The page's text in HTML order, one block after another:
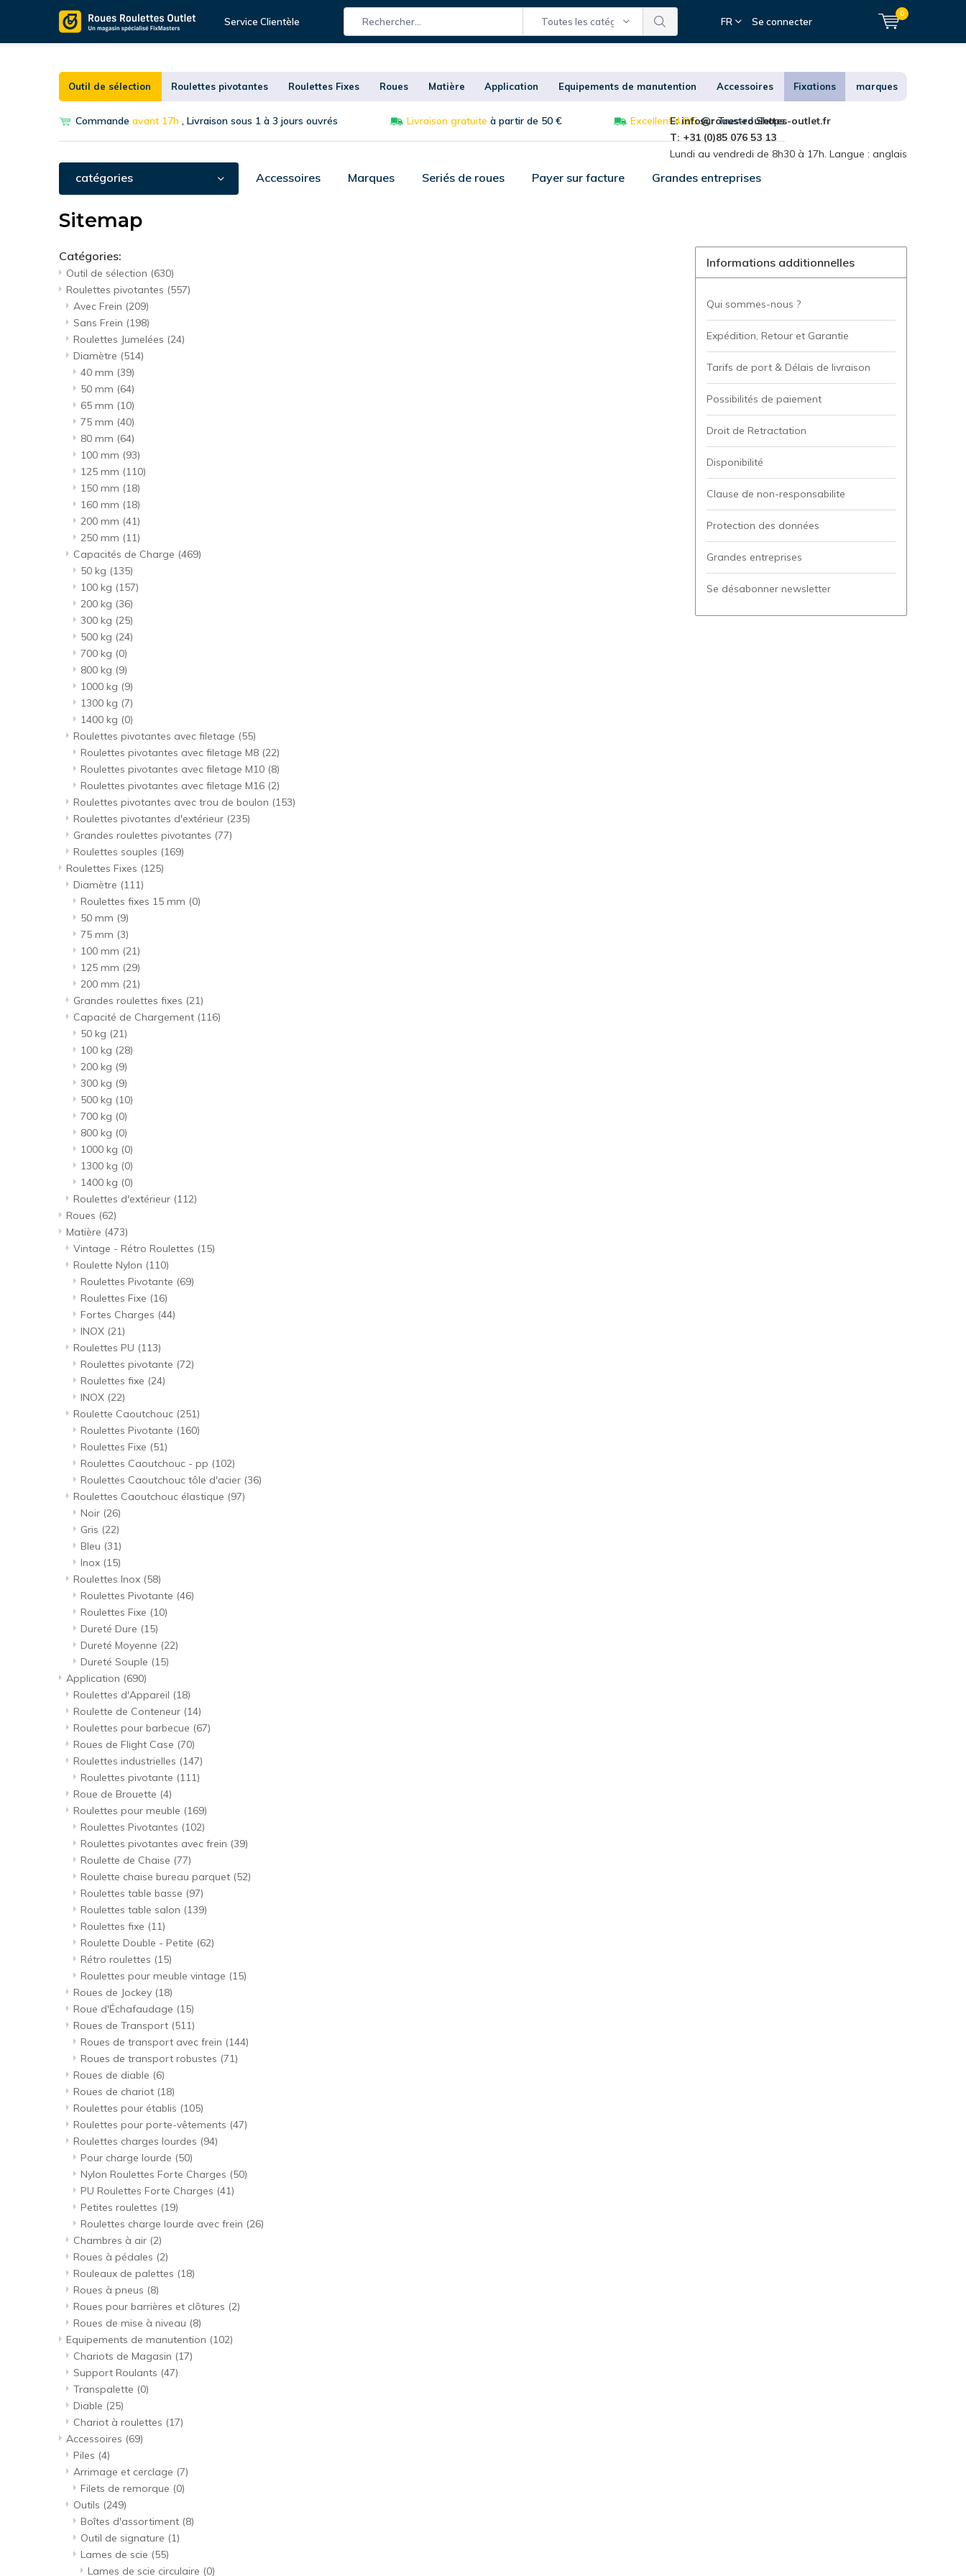
Service Clientèle Toutes les catégories FR Se connecter
0
Outil de sélection Roulettes pivotantes Roulettes Fixes Roues Matière Application Equipements de manutention Accessoires Fixations marques
Commande avant 17h , Livraison sous 1 à 3 jours ouvrés Livraison gratuite à partir de 50 € Excellent 4,8/5sur Trusted Shops
E:info@roues-roulettes-outlet.fr
T: +31 (0)85 076 53 13
Lundi au vendredi de 8h30 à 17h. Langue : anglais
catégories Accessoires Marques Seriés de roues Payer sur facture Grandes entreprises
Sitemap
Catégories:
Outil de sélection (630)
Roulettes pivotantes (557)
Avec Frein (209)
Sans Frein (198)
Roulettes Jumelées (24)
Diamètre (514)
40 mm (39)
50 mm (64)
65 mm (10)
75 mm (40)
80 mm (64)
100 mm (93)
125 mm (110)
150 mm (18)
160 mm (18)
200 mm (41)
250 mm (11)
Capacités de Charge (469)
50 kg (135)
100 kg (157)
200 kg (36)
300 kg (25)
500 kg (24)
700 kg (0)
800 kg (9)
1000 kg (9)
1300 kg (7)
1400 kg (0)
Roulettes pivotantes avec filetage (55)
Roulettes pivotantes avec filetage M8 (22)
Roulettes pivotantes avec filetage M10 (8)
Roulettes pivotantes avec filetage M16 (2)
Roulettes pivotantes avec trou de boulon (153)
Roulettes pivotantes d'extérieur (235)
Grandes roulettes pivotantes (77)
Roulettes souples (169)
Roulettes Fixes (125)
Diamètre (111)
Roulettes fixes 15 mm (0)
50 mm (9)
75 mm (3)
100 mm (21)
125 mm (29)
200 mm (21)
Grandes roulettes fixes (21)
Capacité de Chargement (116)
50 kg (21)
100 kg (28)
200 kg (9)
300 kg (9)
500 kg (10)
700 kg (0)
800 kg (0)
1000 kg (0)
1300 kg (0)
1400 kg (0)
Roulettes d'extérieur (112)
Roues (62)
Matière (473)
Vintage - Rétro Roulettes (15)
Roulette Nylon (110)
Roulettes Pivotante (69)
Roulettes Fixe (16)
Fortes Charges (44)
INOX (21)
Roulettes PU (113)
Roulettes pivotante (72)
Roulettes fixe (24)
INOX (22)
Roulette Caoutchouc (251)
Roulettes Pivotante (160)
Roulettes Fixe (51)
Roulettes Caoutchouc - pp (102)
Roulettes Caoutchouc tôle d'acier (36)
Roulettes Caoutchouc élastique (97)
Noir (26)
Gris (22)
Bleu (31)
Inox (15)
Roulettes Inox (58)
Roulettes Pivotante (46)
Roulettes Fixe (10)
Dureté Dure (15)
Dureté Moyenne (22)
Dureté Souple (15)
Application (690)
Roulettes d'Appareil (18)
Roulette de Conteneur (14)
Roulettes pour barbecue (67)
Roues de Flight Case (70)
Roulettes industrielles (147)
Roulettes pivotante (111)
Roue de Brouette (4)
Roulettes pour meuble (169)
Roulettes Pivotantes (102)
Roulettes pivotantes avec frein (39)
Roulette de Chaise (77)
Roulette chaise bureau parquet (52)
Roulettes table basse (97)
Roulettes table salon (139)
Roulettes fixe (11)
Roulette Double - Petite (62)
Rétro roulettes (15)
Roulettes pour meuble vintage (15)
Roues de Jockey (18)
Roue d'Échafaudage (15)
Roues de Transport (511)
Roues de transport avec frein (144)
Roues de transport robustes (71)
Roues de diable (6)
Roues de chariot (18)
Roulettes pour établis (105)
Roulettes pour porte-vêtements (47)
Roulettes charges lourdes (94)
Pour charge lourde (50)
Nylon Roulettes Forte Charges (50)
PU Roulettes Forte Charges (41)
Petites roulettes (19)
Roulettes charge lourde avec frein (26)
Chambres à air (2)
Roues à pédales (2)
Rouleaux de palettes (18)
Roues à pneus (8)
Roues pour barrières et clôtures (2)
Roues de mise à niveau (8)
Equipements de manutention (102)
Chariots de Magasin (17)
Support Roulants (47)
Transpalette (0)
Diable (25)
Chariot à roulettes (17)
Accessoires (69)
Piles (4)
Arrimage et cerclage (7)
Filets de remorque (0)
Outils (249)
Boîtes d'assortiment (8)
Outil de signature (1)
Lames de scie (55)
Lames de scie circulaire (0)
Informations additionnelles
Qui sommes-nous ?
Expédition, Retour et Garantie
Tarifs de port & Délais de livraison
Possibilités de paiement
Droit de Retractation
Disponibilité
Clause de non-responsabilite
Protection des données
Grandes entreprises
Se désabonner newsletter